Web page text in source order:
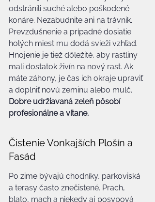
odstránili suché alebo poškodené
konáre. Nezabudnite ani na trávnik.
Prevzdušnenie a prípadné dosiatie
holých miest mu dodá svieži vzhľad.
Hnojenie je tiež dôležité, aby rastliny
mali dostatok živín na nový rast. Ak
máte záhony, je čas ich okraje upraviť
a doplniť novú zeminu alebo mulč.
Dobre udržiavaná zeleň pôsobí
profesionálne a vítane.
Čistenie Vonkajších Plošín a
Fasád
Po zime bývajú chodníky, parkoviská
a terasy často znečistené. Prach,
blato, mach a niekedy aj posypová